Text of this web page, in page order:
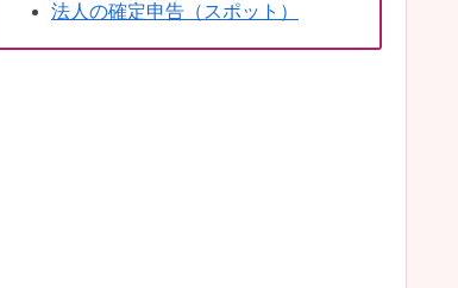
法人の確定申告（スポット）